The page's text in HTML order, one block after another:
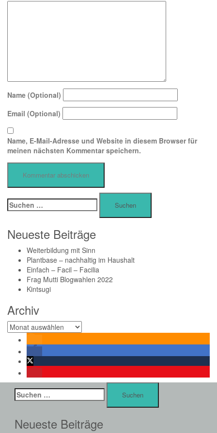
Name (Optional)
Email (Optional)
Name, E-Mail-Adresse und Website in diesem Browser für
meinen nächsten Kommentar speichern.
Suchen
nach:
Neueste Beiträge
Weiterbildung mit Sinn
Plantbase – nachhaltig im Haushalt
Einfach – Facil – Facilia
Frag Mutti Blogwahlen 2022
Kintsugi
Archiv
Archiv
Suchen
nach:
Neueste Beiträge